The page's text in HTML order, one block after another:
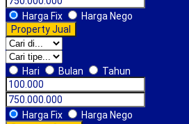
Harga Fix
Harga Nego
Property Jual
Hari Bulan Tahun
Harga Fix
Harga Nego